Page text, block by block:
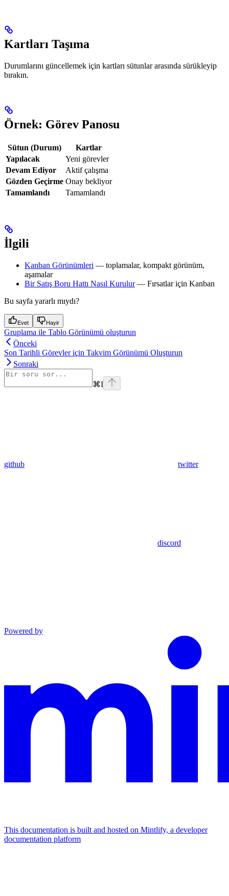
Kartları Taşıma
Durumlarını güncellemek için kartları sütunlar arasında sürükleyip
bırakın.
Örnek: Görev Panosu
Sütun (Durum)
Kartlar
Yapılacak
Yeni görevler
Devam Ediyor
Aktif çalışma
Gözden Geçirme Onay bekliyor
Tamamlandı
Tamamlandı
İlgili
Kanban Görünümleri — toplamalar, kompakt görünüm,
aşamalar
Bir Satış Boru Hattı Nasıl Kurulur— Fırsatlar için Kanban
Bu sayfa yararlı mıydı?
Evet Hayir
Gruplama ile Tablo Görünümü oluşturun
Önceki
Son Tarihli Görevler için Takvim Görünümü Oluşturun
Sonraki
⌘I
github twitter
discord
Powered by
This documentation is built and hosted on Mintlify, a developer
documentation platform